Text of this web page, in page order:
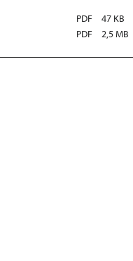
PDF 47 KB
PDF
2,5 MB